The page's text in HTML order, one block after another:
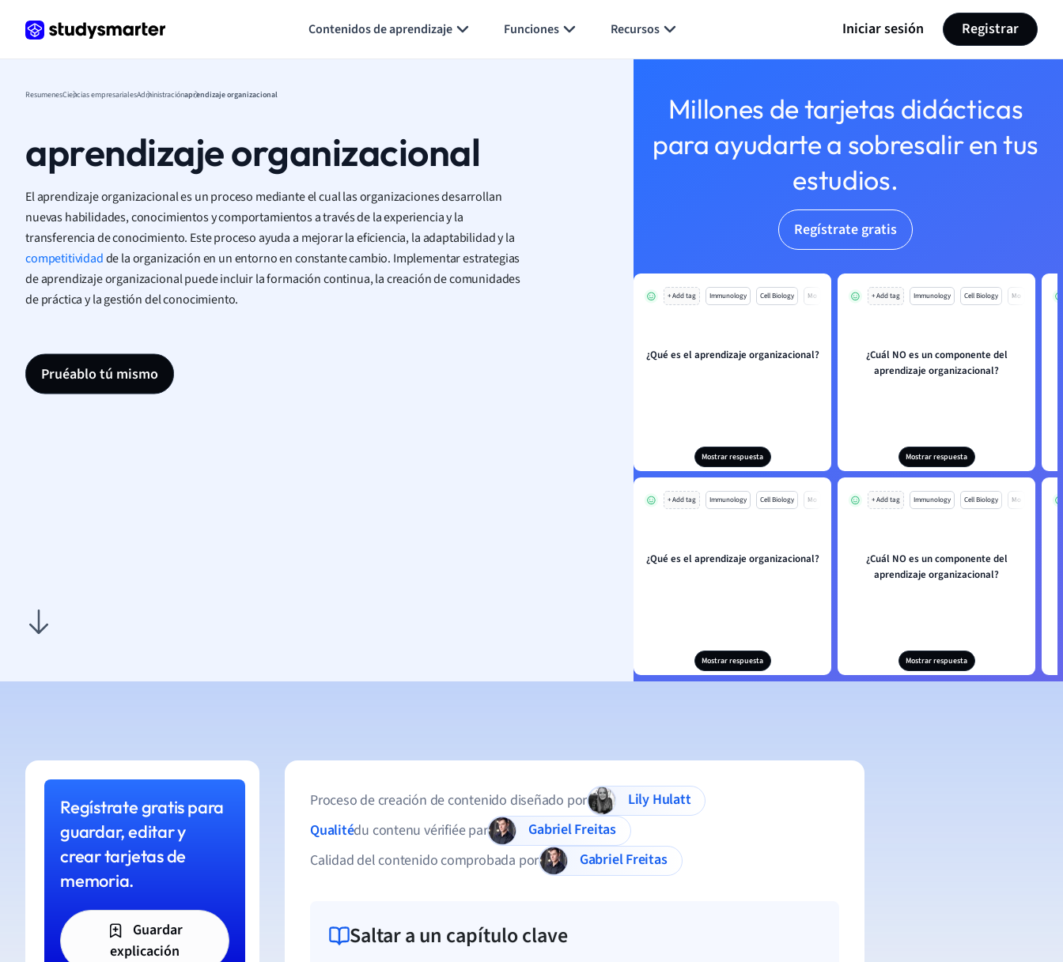
Contenidos de aprendizaje Funciones Recursos Iniciar sesión Registrar
ResumenesCiencias empresarialesAdministraciónaprendizaje organizacional
aprendizaje organizacional
El aprendizaje organizacional es un proceso mediante el cual las organizaciones desarrollan
nuevas habilidades, conocimientos y comportamientos a través de la experiencia y la
transferencia de conocimiento. Este proceso ayuda a mejorar la eficiencia, la adaptabilidad y la
competitividadde la organización en un entorno en constante cambio. Implementar estrategias
de aprendizaje organizacional puede incluir la formación continua, la creación de comunidades
de práctica y la gestión del conocimiento.
Pruéablo tú mismo
Millones de tarjetas didácticas
para ayudarte a sobresalir en tus
estudios.
Regístrate gratis
+ Add tag Immunology Cell Biology Mo
¿Qué es el aprendizaje organizacional?
Mostrar respuesta
+ Add tag Immunology Cell Biology Mo
¿Cuál NO es un componente del
aprendizaje organizacional?
Mostrar respuesta
+ Add tag Immunology Cell Biology Mo
¿Qué es el aprendizaje organizacional?
Mostrar respuesta
+ Add tag Immunology Cell Biology Mo
¿Cuál NO es un componente del
aprendizaje organizacional?
Mostrar respuesta
Regístrate gratis para
guardar, editar y
crear tarjetas de
memoria.
Guardar
explicación
Proceso de creación de contenido diseñado por
Lily Hulatt
Qualitédu contenu vérifiée par
Gabriel Freitas
Calidad del contenido comprobada por
Gabriel Freitas
Saltar a un capítulo clave